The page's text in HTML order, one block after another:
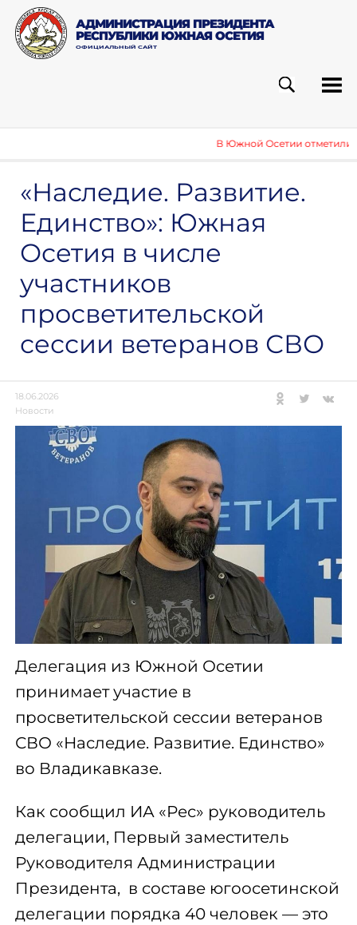
АДМИНИСТРАЦИЯ ПРЕЗИДЕНТА
РЕСПУБЛИКИ ЮЖНАЯ ОСЕТИЯ
ОФИЦИАЛЬНЫЙ САЙТ
ПОИСК
В Южной Осетии отметили
«Наследие. Развитие.
Единство»: Южная
Осетия в числе
участников
просветительской
сессии ветеранов СВО
18.06.2026
Новости
Делегация из Южной Осетии
принимает участие в
просветительской сессии ветеранов
СВО «Наследие. Развитие. Единство»
во Владикавказе.
Как сообщил ИА «Рес» руководитель
делегации, Первый заместитель
Руководителя Администрации
Президента, в составе югоосетинской
делегации порядка 40 человек — это